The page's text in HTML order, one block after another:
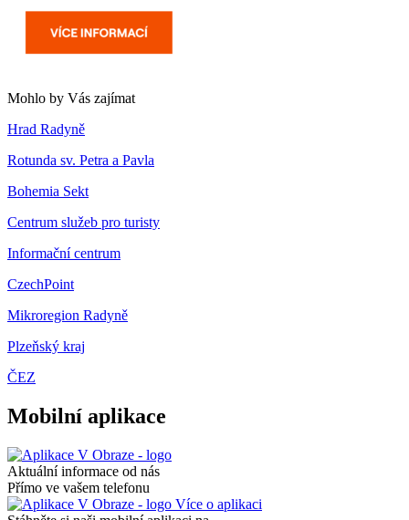
Mohlo by Vás zajímat
Hrad Radyně
Rotunda sv. Petra a Pavla
Bohemia Sekt
Centrum služeb pro turisty
Informační centrum
CzechPoint
Mikroregion Radyně
Plzeňský kraj
ČEZ
Mobilní aplikace
Aktuální informace od nás
Přímo ve vašem telefonu
Více o aplikaci